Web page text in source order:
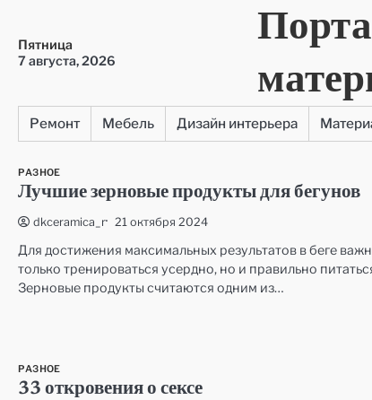
содержимому
Пятница
7 августа, 2026
Ремонт Мебель Дизайн интерьера
РАЗНОЕ
Лучшие зерновые продукты для бегунов
dkceramica_r 21 октября 2024
Для достижения максимальных результатов в беге
только тренироваться усердно, но и правильно
Зерновые продукты считаются одним из…
РАЗНОЕ
33 откровения о сексе